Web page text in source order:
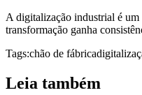
A digitalização industrial é um
transformação ganha
Tags:chão de fábrica
Leia também